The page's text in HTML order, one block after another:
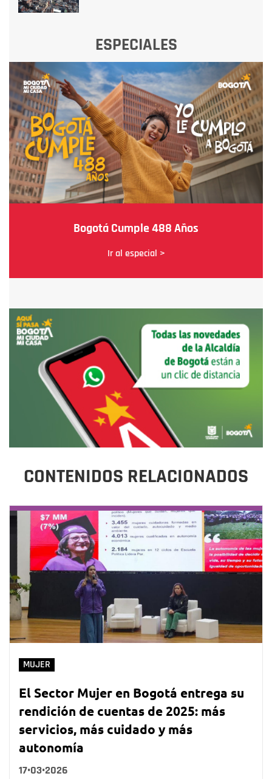
ESPECIALES
Bogotá Cumple 488 Años
Ir al especial >
CONTENIDOS RELACIONADOS
MUJER
El Sector Mujer en Bogotá entrega su
rendición de cuentas de 2025: más
servicios, más cuidado y más
autonomía
17•03•2026